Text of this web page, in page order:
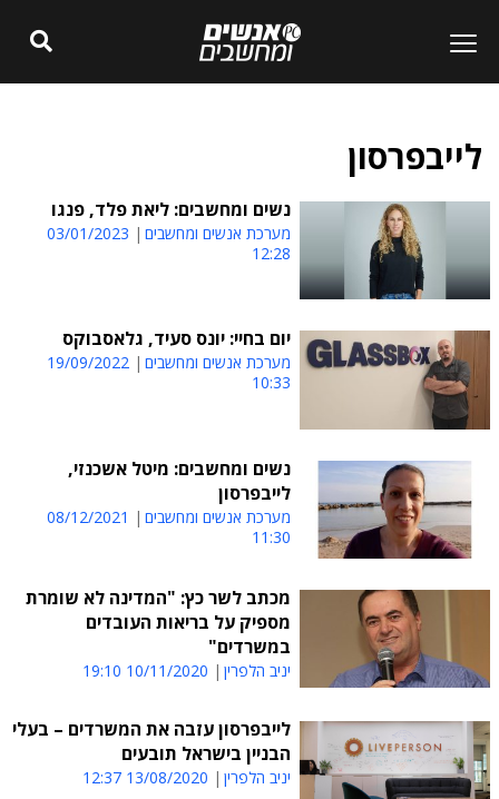
לייבפרסון
נשים ומחשבים: ליאת פלד, פנגו
מערכת אנשים ומחשבים
03/01/2023
12:28
יום בחיי: יונס סעיד, גלאסבוקס
מערכת אנשים ומחשבים
19/09/2022
10:33
נשים ומחשבים: מיטל אשכנזי,
לייבפרסון
מערכת אנשים ומחשבים
08/12/2021
11:30
מכתב לשר כץ: "המדינה לא שומרת
מספיק על בריאות העובדים
במשרדים"
יניב הלפרין 10/11/2020 19:10
לייבפרסון עזבה את המשרדים – בעלי
הבניין בישראל תובעים
יניב הלפרין 13/08/2020 12:37